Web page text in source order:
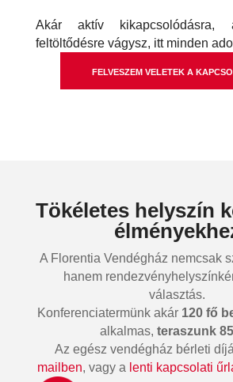
Akár aktív kikapcsolódásra,
feltöltődésre vágysz, itt minden
FELVESZEM VELETEK A
Tökéletes helyszín
A Florentia Vendégház nemcsak
hanem
választás.
Konferenciatermünk akár 120 fő
alkalmas, teraszunk
Az egész vendégház bérleti
mailben, vagy a lenti kapcsolati